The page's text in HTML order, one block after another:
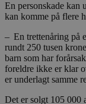
En personskade kan
kan komme på flere
– En trettenåring på
rundt 250 tusen
barn som har
foreldre ikke er klar
er underlagt samme
Det er solgt 105 000